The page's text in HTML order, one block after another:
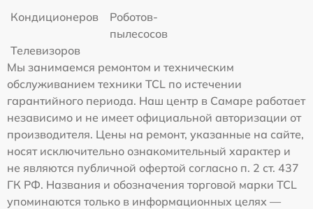
Кондиционеров
Роботов-
пылесосов
Телевизоров
Мы занимаемся ремонтом и техническим
обслуживанием техники TCL по истечении
гарантийного периода. Наш центр в Самаре работает
независимо и не имеет официальной авторизации от
производителя. Цены на ремонт, указанные на сайте,
носят исключительно ознакомительный характер и
не являются публичной офертой согласно п. 2 ст. 437
ГК РФ. Названия и обозначения торговой марки TCL
упоминаются только в информационных целях —